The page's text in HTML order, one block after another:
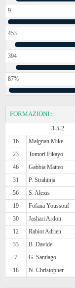
9
453
394
87%
FORMAZIONI :
3-5-2
16
Maignan Mike
23
Tomori Fikayo
46
Gabbia Matteo
31
P. Strahinja
56
S. Alexis
19
Fofana Youssouf
30
Jashari Ardon
12
Rabiot Adrien
33
B. Davide
7
G. Santiago
18
N. Christopher